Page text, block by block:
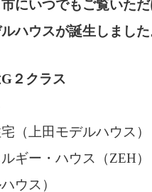
にいつでもご覧いた
ハウスが誕生しまし
２クラス
（上田モデルハウス）
ギー・ハウス（ZEH）
ウス）